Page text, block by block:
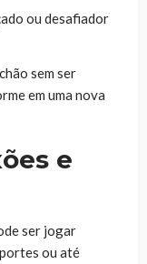
ou desafiador
sem ser
em uma nova
e
ser jogar
ou até